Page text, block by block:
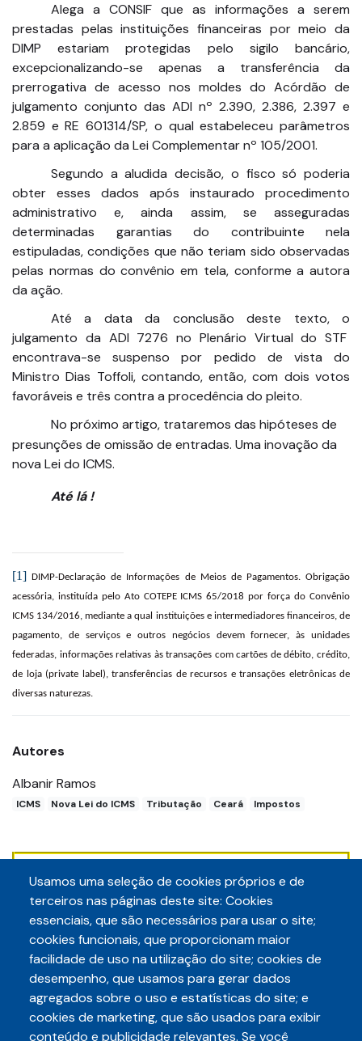
Alega a CONSIF que as informações a serem
prestadas pelas instituições financeiras por meio da
DIMP estariam protegidas pelo sigilo bancário,
excepcionalizando-se apenas a transferência da
prerrogativa de acesso nos moldes do Acórdão de
julgamento conjunto das ADI nº 2.390, 2.386, 2.397 e
2.859 e RE 601314/SP, o qual estabeleceu parâmetros
para a aplicação da Lei Complementar nº 105/2001.
Segundo a aludida decisão, o fisco só poderia
obter esses dados após instaurado procedimento
administrativo e, ainda assim, se asseguradas
determinadas garantias do contribuinte nela
estipuladas, condições que não teriam sido observadas
pelas normas do convênio em tela, conforme a autora
da ação.
Até a data da conclusão deste texto, o
julgamento da ADI 7276 no Plenário Virtual do STF
encontrava-se suspenso por pedido de vista do
Ministro Dias Toffoli, contando, então, com dois votos
favoráveis e três contra a procedência do pleito.
No próximo artigo, trataremos das hipóteses de
presunções de omissão de entradas. Uma inovação da
nova Lei do ICMS.
Até lá !
[1] DIMP-Declaração de Informações de Meios de Pagamentos. Obrigação
acessória, instituída pelo Ato COTEPE ICMS 65/2018 por força do Convênio
ICMS 134/2016, mediante a qual instituições e intermediadores financeiros, de
pagamento, de serviços e outros negócios devem fornecer, às unidades
federadas, informações relativas às transações com cartões de débito, crédito,
de loja (private label), transferências de recursos e transações eletrônicas de
diversas naturezas.
Autores
Albanir Ramos
ICMS Nova Lei do ICMS Tributação Ceará Impostos
As ideias defendidas nos artigos publicados neste
Blog são de responsabilidade dos autores e não
necessariamente refletem a posição institucional
da Auditece.
Usamos uma seleção de cookies próprios e de
terceiros nas páginas deste site: Cookies
essenciais, que são necessários para usar o site;
cookies funcionais, que proporcionam maior
facilidade de uso na utilização do site; cookies de
desempenho, que usamos para gerar dados
agregados sobre o uso e estatísticas do site; e
cookies de marketing, que são usados para exibir
conteúdo e publicidade relevantes. Se você